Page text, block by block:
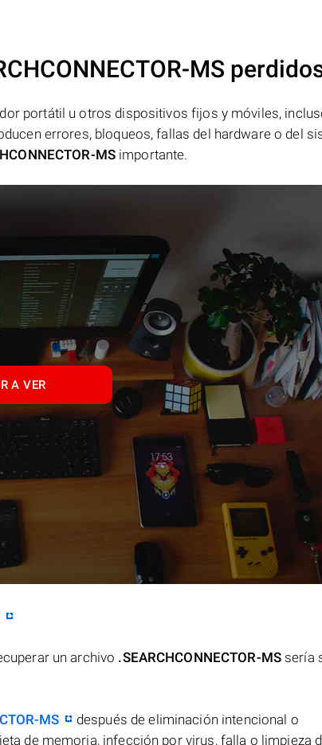
MS
portátil u otros dispositivos fijos y móviles,
errores, bloqueos, fallas del hardware o del
MSimportante.
A VER
un archivo .SEARCHCONNECTOR-MSsería
MS
después de eliminación intencional o
de memoria, infección por virus, falla o limpieza